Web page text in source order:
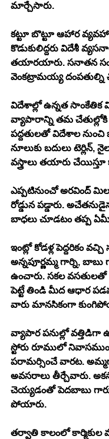
మార్చేసారు.
కట్టూ బొట్టూ ఆహార
కొడుకులిద్దరు విదేశీ
తయారయారు. సనాతన
వెంకట్రామయ్య దంపతుల్ని
విదేశాల్లో ఉన్నత సాంకేతిక
వ్యాపారాన్ని తమ చేతుల్లోకి
పద్దతులతో విదేశాల
నూలుకు బదులు
వస్త్రాలు తయారు చేయిస్తూ
ఎప్పటినుంచో అరవింద్
రోడ్డున పడ్డారు.
బాధలు చూడటం తప్ప
ఇంట్లో కోడళ్ల పెద్దరికం
అన్నపూర్ణమ్మ గార్ని, బాబు
ఉంచారు. సకల వసతులతో
పెట్టే తిండి మీద ఆధార
వారు మానసికంగా
వ్యాపార పనుల్లో వత్తిడిగా
స్టోరు రూములో
పరామర్సించే వారట.
అవసరాలు తీర్చేవారు.
చెయ్యడంతో పెదబాబు గారు
పోయారు.
తర్వాతి కాలంలో కార్మికుల